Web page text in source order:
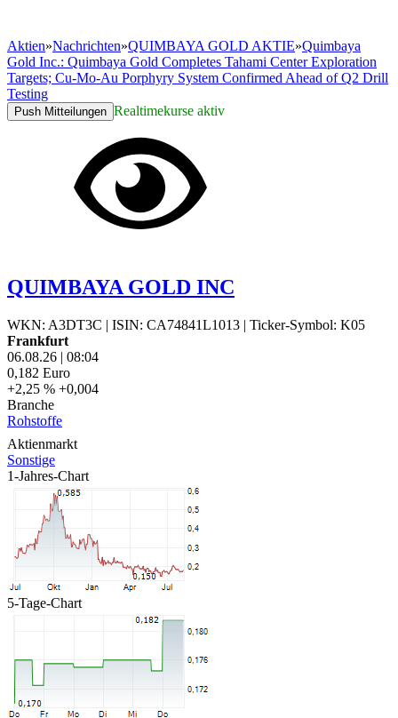
Aktien»Nachrichten»QUIMBAYA GOLD AKTIE»Quimbaya
Gold Inc.: Quimbaya Gold Completes Tahami Center Exploration
Targets; Cu-Mo-Au Porphyry System Confirmed Ahead of Q2 Drill
Testing
Push Mitteilungen Realtimekurse aktiv
QUIMBAYA GOLD INC
WKN: A3DT3C | ISIN: CA74841L1013 | Ticker-Symbol: K05
Frankfurt
06.08.26 | 08:04
0,182 Euro
+2,25 % +0,004
Branche
Rohstoffe
Aktienmarkt
Sonstige
1-Jahres-Chart
5-Tage-Chart